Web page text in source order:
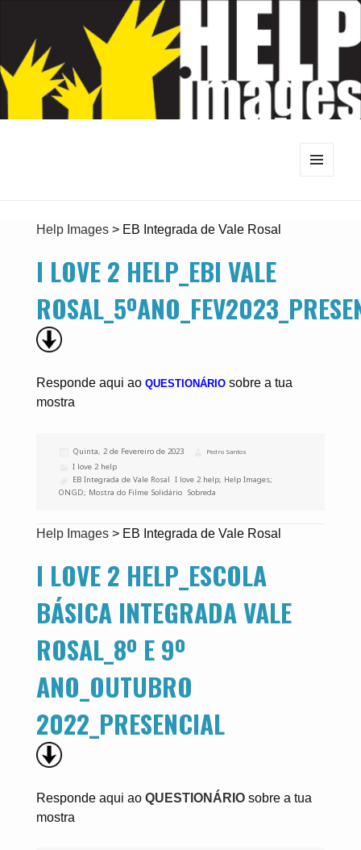
Help Images> EB Integrada de Vale Rosal
I LOVE 2 HELP_EBI VALE
Responde aqui ao QUESTIONÁRIO sobre a tua
mostra
Publicado
Quinta, 2 de Fevereiro de 2023 Autor
Pedro Santos
Categorias
I love 2 help
Etiquetas
EB Integrada de Vale Rosal ,I love 2 help; Help Images;
ONGD; Mostra do Filme Solidário Sobreda
Help Images> EB Integrada de Vale Rosal
I LOVE 2 HELP_ESCOLA
BÁSICA INTEGRADA VALE
ROSAL_8º E 9º
ANO_OUTUBRO
2022_PRESENCIAL
Responde aqui ao QUESTIONÁRIO sobre a tua
mostra